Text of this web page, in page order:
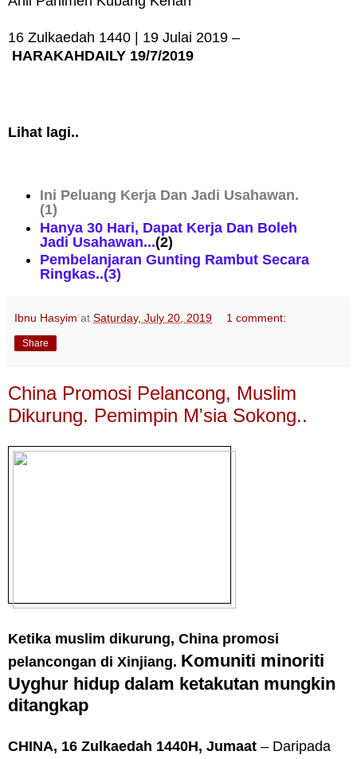
16 Zulkaedah 1440 | 19 Julai 2019 –
HARAKAHDAILY 19/7/2019
Lihat lagi..
Ini Peluang Kerja Dan Jadi Usahawan.
(1)
Hanya 30 Hari, Dapat Kerja Dan Boleh
Jadi Usahawan...(2)
Pembelanjaran Gunting Rambut Secara
Ringkas..(3)
Ibnu Hasyim at Saturday, July 20, 2019 1 comment:
Share
China Promosi Pelancong, Muslim
Dikurung. Pemimpin M'sia Sokong..
Ketika muslim dikurung, China promosi
pelancongan di Xinjiang. Komuniti minoriti
Uyghur hidup dalam ketakutan mungkin
ditangkap
CHINA, 16 Zulkaedah 1440H, Jumaat – Daripada